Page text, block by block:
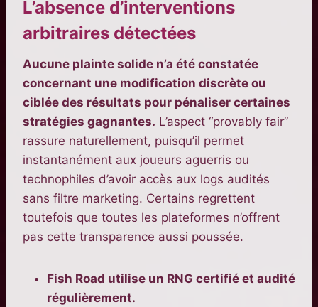
L’absence d’interventions
arbitraires détectées
Aucune plainte solide n’a été constatée
concernant une modification discrète ou
ciblée des résultats pour pénaliser certaines
stratégies gagnantes. L’aspect “provably fair”
rassure naturellement, puisqu’il permet
instantanément aux joueurs aguerris ou
technophiles d’avoir accès aux logs audités
sans filtre marketing. Certains regrettent
toutefois que toutes les plateformes n’offrent
pas cette transparence aussi poussée.
Fish Road utilise un RNG certifié et audité
régulièrement.